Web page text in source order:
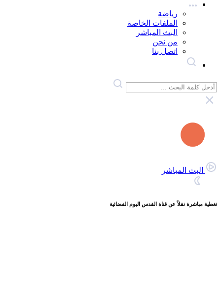
رياضة
الملفات الخاصة
البث المباشر
من نحن
اتصل بنا
البث المباشر
تغطية مباشرة نقلاً عن قناة القدس اليوم الفضائية